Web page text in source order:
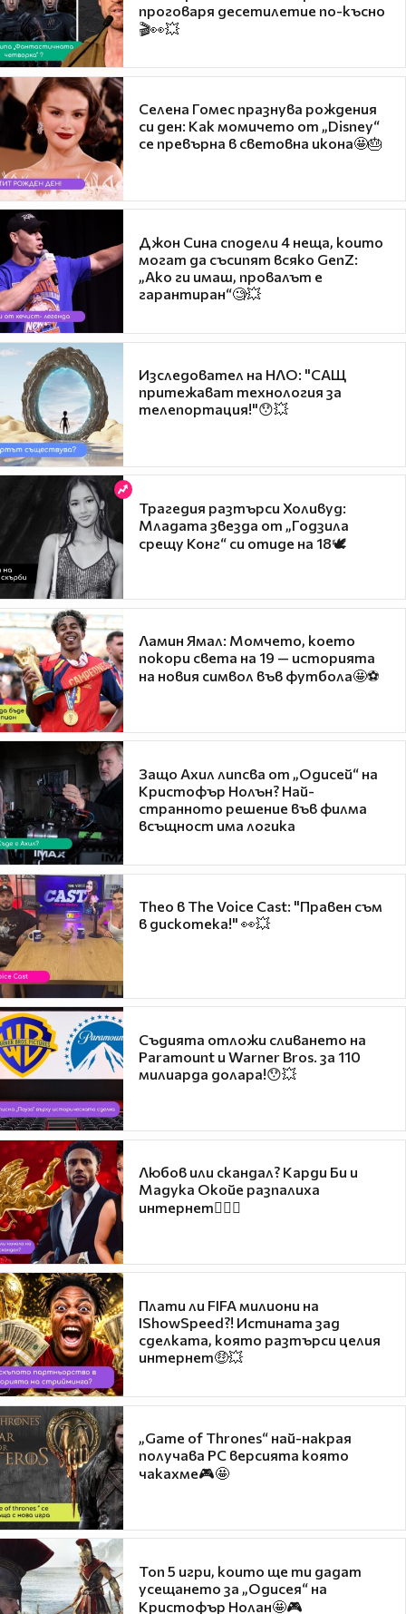
проговаря десетилетие по-късно
🎬👀💥
Селена Гомес празнува рождения
си ден: Как момичето от „Disney“
се превърна в световна икона🤩🎂
Джон Сина сподели 4 неща, които
могат да съсипят всяко GenZ:
„Ако ги имаш, провалът е
гарантиран“🧐💥
Изследовател на НЛО: "САЩ
притежават технология за
телепортация!"😯💥
Трагедия разтърси Холивуд:
Младата звезда от „Годзила
срещу Конг“ си отиде на 18🕊️
Ламин Ямал: Момчето, което
покори света на 19 — историята
на новия символ във футбола🤩⚽
Защо Ахил липсва от „Одисей“ на
Кристофър Нолън? Най-
странното решение във филма
всъщност има логика
Theo в The Voice Cast: "Правен съм
в дискотека!" 👀💥
Съдията отложи сливането на
Paramount и Warner Bros. за 110
милиарда долара!😯💥
Любов или скандал? Карди Би и
Мадука Окойе разпалиха
интернет❤️‍🔥🔥
Плати ли FIFA милиони на
IShowSpeed?! Истината зад
сделката, която разтърси целия
интернет🤑💥
„Game of Thrones“ най-накрая
получава PC версията която
чакахме🎮🤩
Топ 5 игри, които ще ти дадат
усещането за „Одисея“ на
Кристофър Нолан🤩🎮